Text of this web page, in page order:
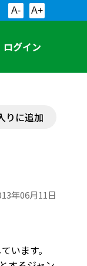
A- A+
ログイン
りに追加
年06月11日
います。